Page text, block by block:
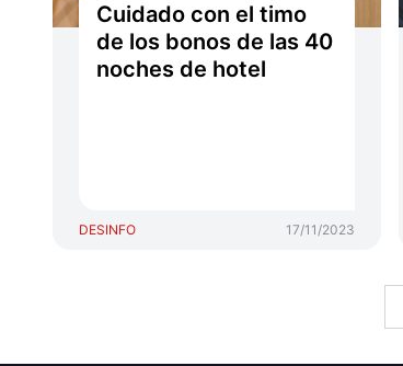
Cuidado con el timo
de los bonos de las 40
noches de hotel
DESINFO 17/11/2023